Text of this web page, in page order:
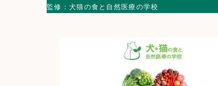
監修：犬猫の食と自然医療の学校